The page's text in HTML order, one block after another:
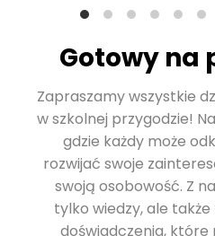
Gotowy na
Zapraszamy wszystkie
w szkolnej przygodzie!
gdzie każdy może
rozwijać swoje
swoją osobowość. Z
tylko wiedzy, ale
doświadczenia, które